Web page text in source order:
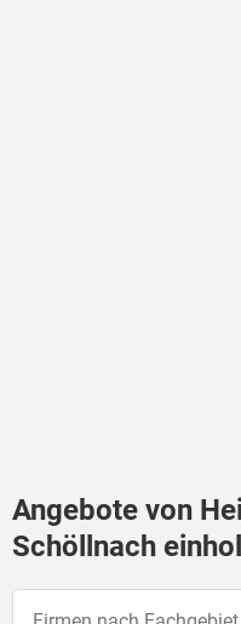
Angebote von
Schöllnach